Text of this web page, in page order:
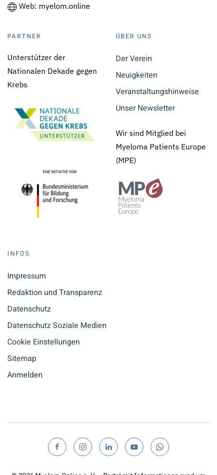
Web: myelom.online
PARTNER
Unterstützer der
Nationalen Dekade gegen
Krebs
ÜBER UNS
Der Verein
Neuigkeiten
Veranstaltungshinweise
Unser Newsletter
Wir sind Mitglied bei
Myeloma Patients Europe
(MPE)
INFOS
Impressum
Redaktion und Transparenz
Datenschutz
Datenschutz Soziale Medien
Cookie Einstellungen
Sitemap
Anmelden